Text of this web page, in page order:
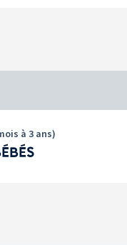
à 3 ans)